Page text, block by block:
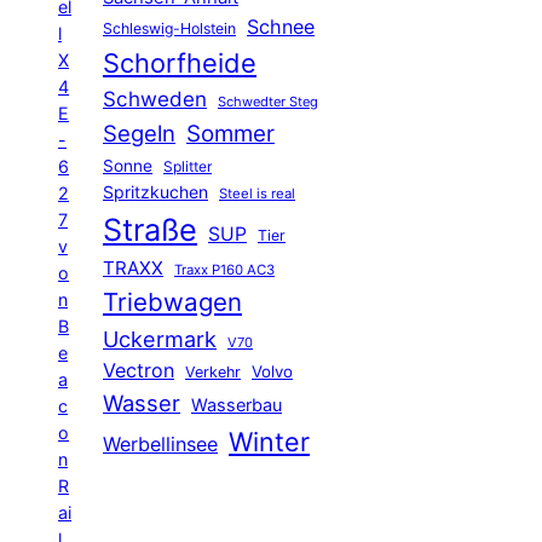
el
l
X
4
E
-
6
2
7
v
o
n
B
e
a
c
o
n
R
ai
Schleswig-Holstein Schnee
Schorfheide
Schweden Schwedter Steg
Segeln Sommer
Sonne Splitter
Spritzkuchen Steel is real
Straße SUP Tier
TRAXX Traxx P160 AC3
Triebwagen
Uckermark V70
Vectron Verkehr Volvo
Wasser Wasserbau
Werbellinsee Winter